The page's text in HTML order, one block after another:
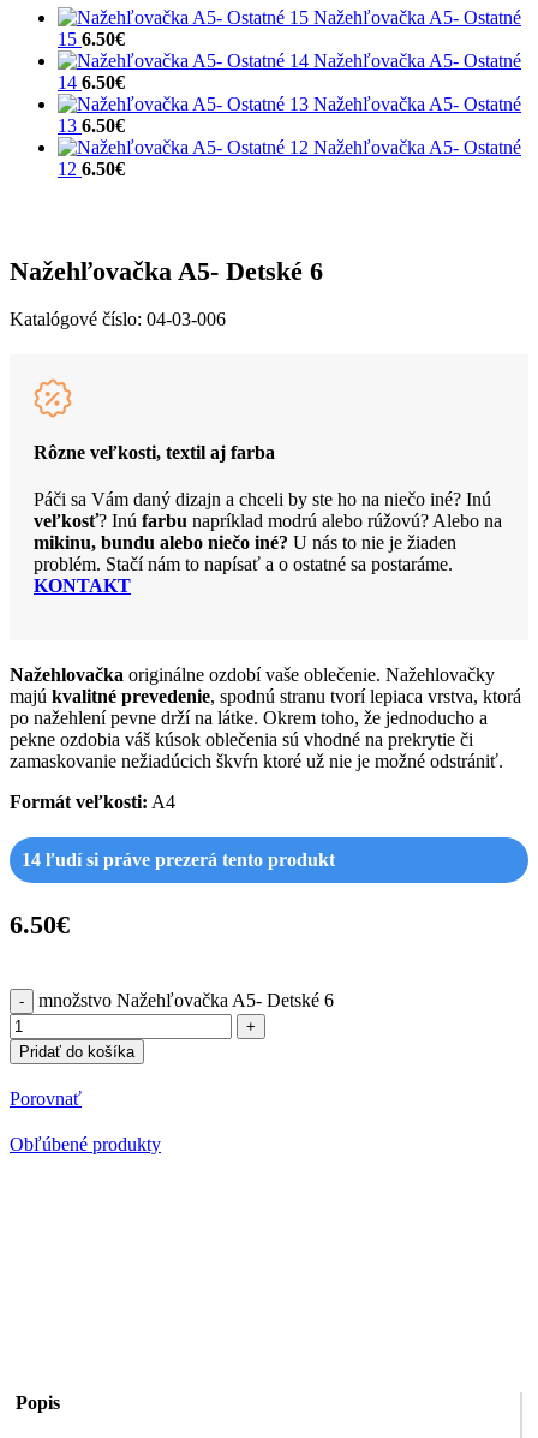
Nažehľovačka A5- Ostatné
15 6.50€
Nažehľovačka A5- Ostatné
14 6.50€
Nažehľovačka A5- Ostatné
13 6.50€
Nažehľovačka A5- Ostatné
12 6.50€
Nažehľovačka A5- Detské 6
Katalógové číslo: 04-03-006
Rôzne veľkosti, textil aj farba
Páči sa Vám daný dizajn a chceli by ste ho na niečo iné? Inú
veľkosť? Inú farbu napríklad modrú alebo rúžovú? Alebo na
mikinu, bundu alebo niečo iné? U nás to nie je žiaden
problém. Stačí nám to napísať a o ostatné sa postaráme.
KONTAKT
Nažehlovačka originálne ozdobí vaše oblečenie. Nažehlovačky
majú kvalitné prevedenie, spodnú stranu tvorí lepiaca vrstva, ktorá
po nažehlení pevne drží na látke. Okrem toho, že jednoducho a
pekne ozdobia váš kúsok oblečenia sú vhodné na prekrytie či
zamaskovanie nežiadúcich škvŕn ktoré už nie je možné odstrániť.
Formát veľkosti: A4
14 ľudí si práve prezerá tento produkt
6.50€
množstvo Nažehľovačka A5- Detské 6
Pridať do košíka
Porovnať
Obľúbené produkty
Popis